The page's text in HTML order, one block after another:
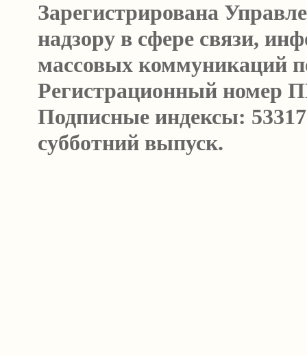
Зарегистрирована
надзору в сфере связи,
массовых коммуникаций
Регистрационный номер
Подписные индексы:
субботний выпуск.